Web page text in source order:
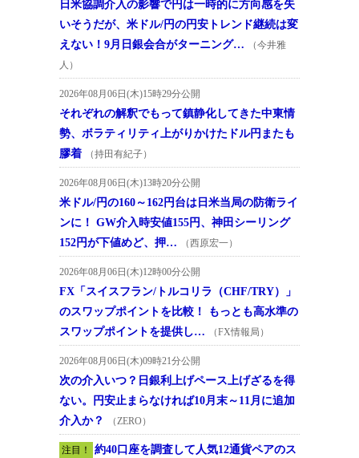
日米協調介入の影響で円は一時的に方向感を失
いそうだが、米ドル/円の円安トレンド継続は変
えない！9月日銀会合がターニング…
（今井雅
人）
2026年08月06日(木)15時29分公開
それぞれの解釈でもって鎮静化してきた中東情
勢、ボラティリティ上がりかけたドル円またも
膠着
（持田有紀子）
2026年08月06日(木)13時20分公開
米ドル/円の160～162円台は日米当局の防衛ライ
ンに！ GW介入時安値155円、神田シーリング
152円が下値めど、押…
（西原宏一）
2026年08月06日(木)12時00分公開
FX「スイスフラン/トルコリラ（CHF/TRY）」
のスワップポイントを比較！ もっとも高水準の
スワップポイントを提供し…
（FX情報局）
2026年08月06日(木)09時21分公開
次の介入いつ？日銀利上げペース上げざるを得
ない。円安止まらなければ10月末～11月に追加
介入か？
（ZERO）
注目！ 約40口座を調査して人気12通貨ペアのス